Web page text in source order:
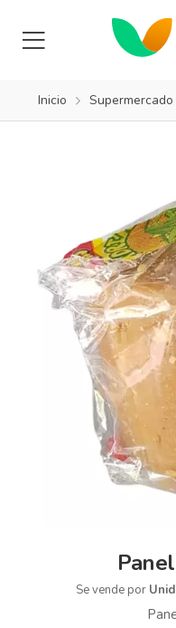
Inicio Supermercado
Se vende por